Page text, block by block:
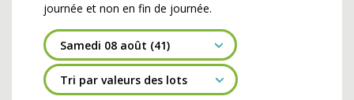
journée et non en fin de journée.